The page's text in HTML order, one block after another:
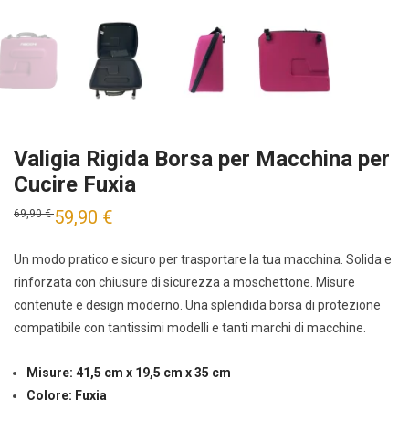
Valigia Rigida Borsa per Macchina per
Cucire Fuxia
69,90€ 59,90 €
Un modo pratico e sicuro per trasportare la tua macchina. Solida e
rinforzata con chiusure di sicurezza a moschettone. Misure
contenute e design moderno. Una splendida borsa di protezione
compatibile con tantissimi modelli e tanti marchi di macchine.
Misure: 41,5 cm x 19,5 cm x 35 cm
Colore: Fuxia